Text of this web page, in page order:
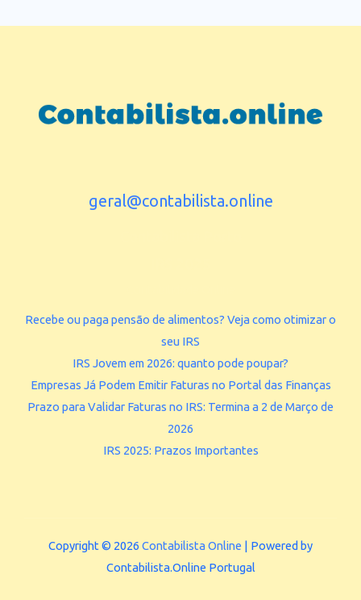
geral@contabilista.online
Recebe ou paga pensão de alimentos? Veja como otimizar o
seu IRS
IRS Jovem em 2026: quanto pode poupar?
Empresas Já Podem Emitir Faturas no Portal das Finanças
Prazo para Validar Faturas no IRS: Termina a 2 de Março de
2026
IRS 2025: Prazos Importantes
Copyright © 2026 Contabilista Online | Powered by
Contabilista.Online Portugal